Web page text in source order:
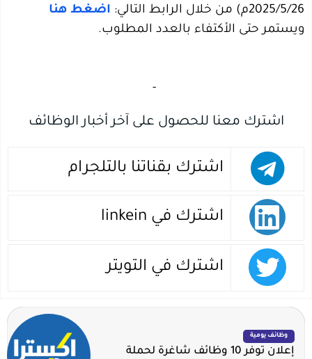
2025/5/26م) من خلال الرابط التالي:
اضغط هنا
ويستمر حتى الأكتفاء بالعدد المطلوب.
-‏
اشترك معنا للحصول على آخر أخبار الوظائف
اشترك بقناتنا بالتلجرام
اشترك في linkein
اشترك في التويتر
وظائف يومية
إعلان توفر 10 وظائف شاغرة لحملة